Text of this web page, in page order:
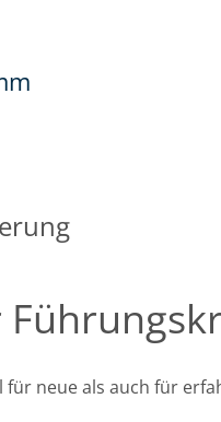
neue als auch für